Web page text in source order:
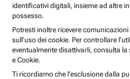
identificativi digitali, insieme ad altre
possesso.
Potresti inoltre ricevere
sull’uso dei cookie. Per controllare
eventualmente disattivarli, consulta la
e Cookie.
Ti ricordiamo che l’esclusione dalla